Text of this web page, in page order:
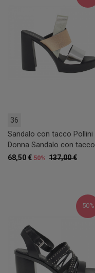
36
Sandalo con tacco Pollini
Donna Sandalo con tacco
137,00 €
68,50 € 50%
50%